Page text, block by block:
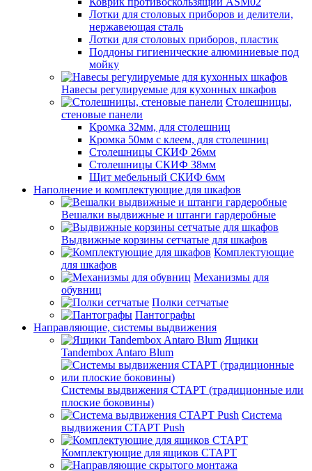
Лотки для столовых приборов и делители,
нержавеющая сталь
Лотки для столовых приборов, пластик
Поддоны гигиенические алюминиевые под
мойку
Навесы регулируемые для кухонных шкафов
Столешницы,
стеновые панели
Кромка 32мм, для столешниц
Кромка 50мм с клеем, для столешниц
Столешницы СКИФ 26мм
Столешницы СКИФ 38мм
Щит мебельный СКИФ 6мм
Наполнение и комплектующие для шкафов
Вешалки выдвижные и штанги гардеробные
Выдвижные корзины сетчатые для шкафов
Комплектующие
для шкафов
Механизмы для
обувниц
Полки сетчатые
Пантографы
Направляющие, системы выдвижения
Ящики
Tandembox Antaro Blum
Системы выдвижения СТАРТ (традиционные или
плоские боковины)
Система
выдвижения СТАРТ Push
Комплектующие для ящиков СТАРТ